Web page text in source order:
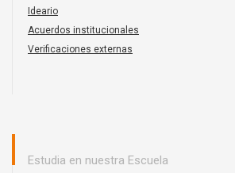
Ideario
Acuerdos institucionales
Verificaciones externas
Estudia en nuestra Escuela